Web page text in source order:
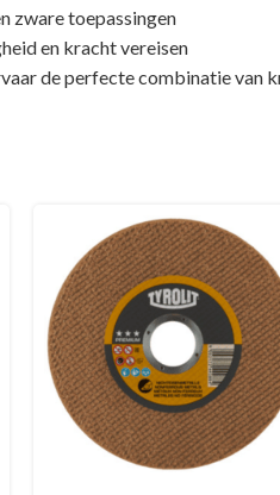
zware toepassingen
en kracht vereisen
de perfecte combinatie van